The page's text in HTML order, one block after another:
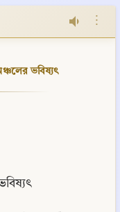
⋮
ভবিষ্যৎ